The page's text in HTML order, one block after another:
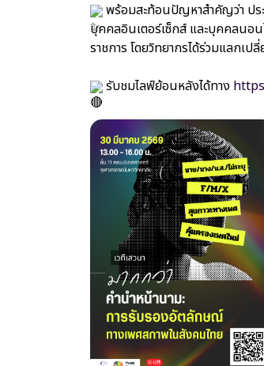
พร้อมสะท้อนปัญหาสำคัญว่า ป
บุคคลอินเตอร์เซ็กส์ และบุคคลนอน
ราชการ โดยวิทยากรได้ร่วมแลก
รับชมไลฟ์ย้อนหลังได้ทาง